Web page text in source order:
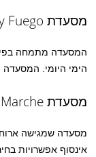
מסעדת Mar y Fuego (ים ואש בתרגום לעברית)
המסעדה מתמחה
הימי היומי. המסעדה
מסעדת Le Marche
מסעדה שמגישה
אינסוף אפשרויות